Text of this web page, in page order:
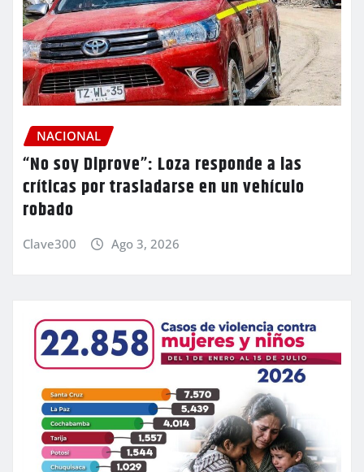
NACIONAL
“No soy Diprove”: Loza responde a las
críticas por trasladarse en un vehículo
robado
Clave300 Ago 3, 2026